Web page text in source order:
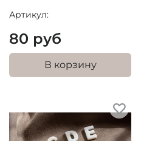
Артикул:
80 руб
В корзину